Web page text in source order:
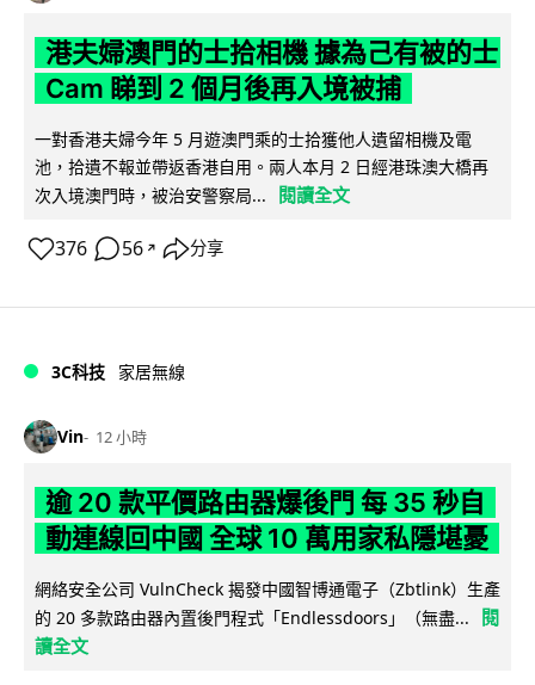
港夫婦澳門的士拾相機 據為己有被的士
Cam 睇到 2 個月後再入境被捕
一對香港夫婦今年 5 月遊澳門乘的士拾獲他人遺留相機及電
池，拾遺不報並帶返香港自用。兩人本月 2 日經港珠澳大橋再
次入境澳門時，被治安警察局...
閱讀全文
376 56 ↗ 分享
3C科技 家居無線
Vin 12 小時
逾 20 款平價路由器爆後門 每 35 秒自
動連線回中國 全球 10 萬用家私隱堪憂
網絡安全公司 VulnCheck 揭發中國智博通電子（Zbtlink）生產
的 20 多款路由器內置後門程式「Endlessdoors」（無盡...
閱
讀全文